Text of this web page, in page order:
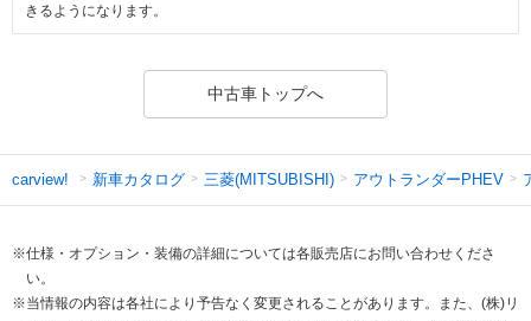
きるようになります。
中古車トップへ
carview! 新車カタログ 三菱(MITSUBISHI) アウトランダーPHEV
※仕様・オプション・装備の詳細については各販売店にお問い合わせくださ
い。
※当情報の内容は各社により予告なく変更されることがあります。また、(株)リ